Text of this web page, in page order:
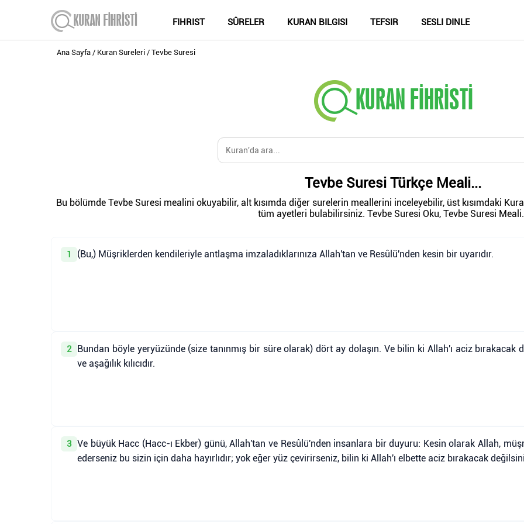
FIHRIST SÛRELER KURAN BILGISI TEFSIR SESLI DINLE
Ana Sayfa Kuran Sureleri Tevbe Suresi
Tevbe Suresi Türkçe Meali...
Bu bölümde Tevbe Suresi mealini okuyabilir, alt kısımda diğer surelerin meallerini inceleyebilir, üst kısımdaki
tüm ayetleri bulabilirsiniz. Tevbe Suresi Oku, Tevbe Suresi
1 (Bu,) Müşriklerden kendileriyle antlaşma imzaladıklarınıza Allah'tan ve Resûlü'nden kesin bir uyarıdır.
2
Bundan böyle yeryüzünde (size tanınmış bir süre olarak) dört ay dolaşın. Ve bilin ki Allah'ı aciz
ve aşağılık kılıcıdır.
3 Ve büyük Hacc (Hacc-ı Ekber) günü, Allah'tan ve Resûlü'nden insanlara bir duyuru: Kesin olarak Allah,
ederseniz bu sizin için daha hayırlıdır; yok eğer yüz çevirirseniz, bilin ki Allah'ı elbette aciz bırakacak